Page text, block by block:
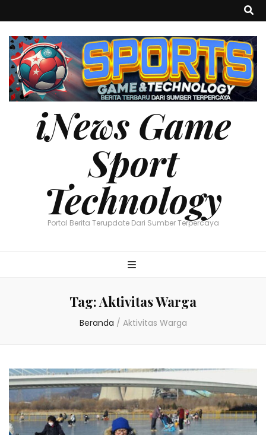
iNews Game
Sport
Technology
Portal Berita Terupdate Dari Sumber Terpercaya
Tag:Aktivitas Warga
Beranda / Aktivitas Warga